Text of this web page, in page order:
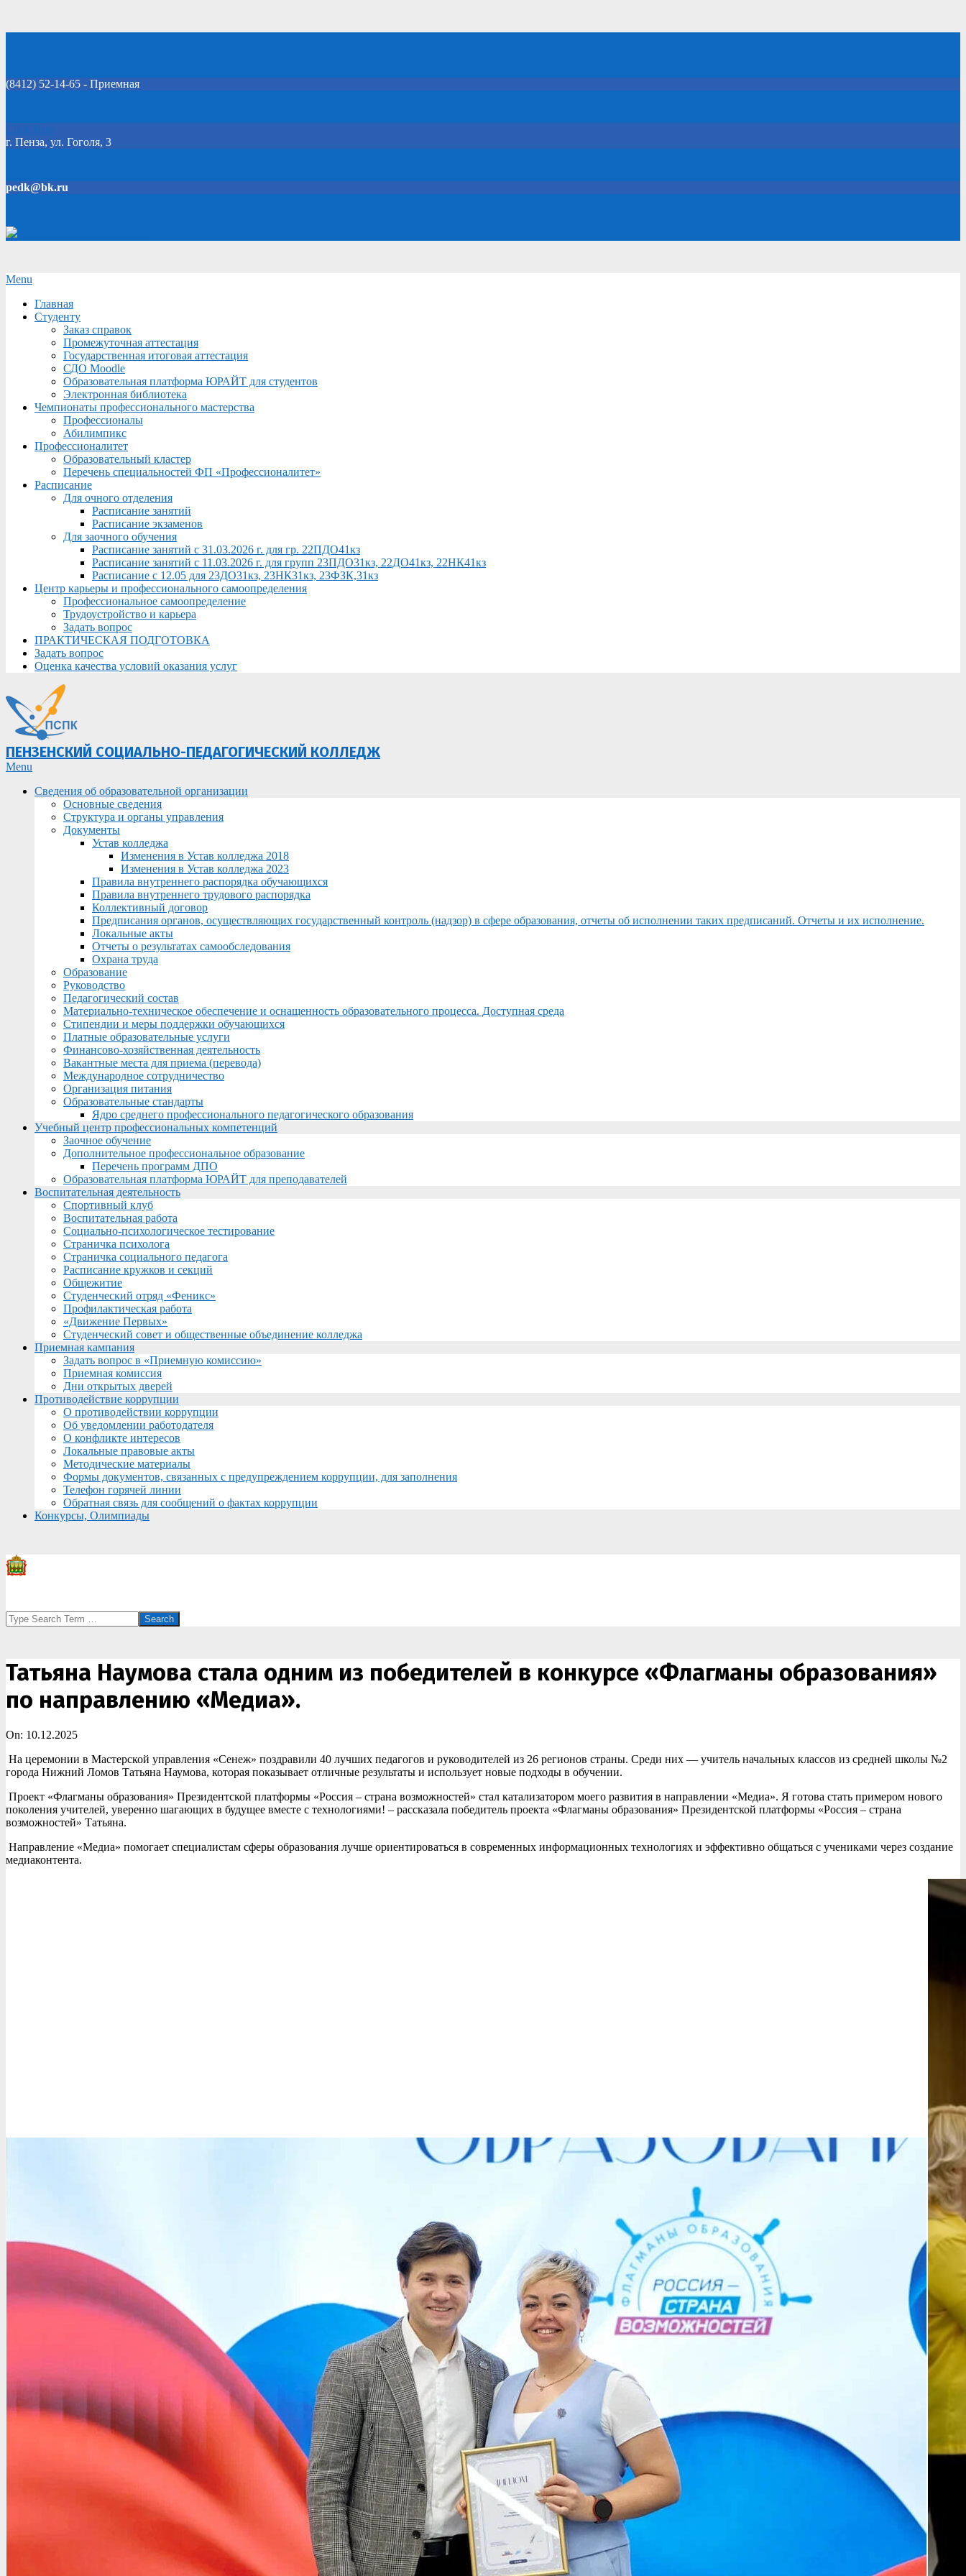
(8412) 52-14-65 - Приемная
Click Here
г. Пенза, ул. Гоголя, 3
pedk@bk.ru
Secondary
Menu
Menu
Главная
Студенту
Заказ справок
Промежуточная аттестация
Государственная итоговая аттестация
СДО Moodle
Образовательная платформа ЮРАЙТ для студентов
Электронная библиотека
Чемпионаты профессионального мастерства
Профессионалы
Абилимпикс
Профессионалитет
Образовательный кластер
Перечень специальностей ФП «Профессионалитет»
Расписание
Для очного отделения
Расписание занятий
Расписание экзаменов
Для заочного обучения
Расписание занятий с 31.03.2026 г. для гр. 22ПДО41кз
Расписание занятий с 11.03.2026 г. для групп 23ПДО31кз, 22ДО41кз, 22НК41кз
Расписание с 12.05 для 23ДО31кз, 23НК31кз, 23ФЗК,31кз
Центр карьеры и профессионального самоопределения
Профессиональное самоопределение
Трудоустройство и карьера
Задать вопрос
ПРАКТИЧЕСКАЯ ПОДГОТОВКА
Задать вопрос
Оценка качества условий оказания услуг
ПЕНЗЕНСКИЙ СОЦИАЛЬНО-ПЕДАГОГИЧЕСКИЙ КОЛЛЕДЖ
Primary
Menu
Menu
Сведения об образовательной организации
Основные сведения
Структура и органы управления
Документы
Устав колледжа
Изменения в Устав колледжа 2018
Изменения в Устав колледжа 2023
Правила внутреннего распорядка обучающихся
Правила внутреннего трудового распорядка
Коллективный договор
Предписания органов, осуществляющих государственный контроль (надзор) в сфере образования, отчеты об исполнении таких предписаний. Отчеты и их исполнение.
Локальные акты
Отчеты о результатах самообследования
Охрана труда
Образование
Руководство
Педагогический состав
Материально-техническое обеспечение и оснащенность образовательного процесса. Доступная среда
Стипендии и меры поддержки обучающихся
Платные образовательные услуги
Финансово-хозяйственная деятельность
Вакантные места для приема (перевода)
Международное сотрудничество
Организация питания
Образовательные стандарты
Ядро среднего профессионального педагогического образования
Учебный центр профессиональных компетенций
Заочное обучение
Дополнительное профессиональное образование
Перечень программ ДПО
Образовательная платформа ЮРАЙТ для преподавателей
Воспитательная деятельность
Спортивный клуб
Воспитательная работа
Социально-психологическое тестирование
Страничка психолога
Страничка социального педагога
Расписание кружков и секций
Общежитие
Студенческий отряд «Феникс»
Профилактическая работа
«Движение Первых»
Студенческий совет и общественные объединение колледжа
Приемная кампания
Задать вопрос в «Приемную комиссию»
Приемная комиссия
Дни открытых дверей
Противодействие коррупции
О противодействии коррупции
Об уведомлении работодателя
О конфликте интересов
Локальные правовые акты
Методические материалы
Формы документов, связанных с предупреждением коррупции, для заполнения
Телефон горячей линии
Обратная связь для сообщений о фактах коррупции
Конкурсы, Олимпиады
Search
Татьяна Наумова стала одним из победителей в конкурсе «Флагманы образования»
по направлению «Медиа».
On: 10.12.2025
На церемонии в Мастерской управления «Сенеж» поздравили 40 лучших педагогов и руководителей из 26 регионов страны. Среди них — учитель начальных классов из средней школы №2
города Нижний Ломов Татьяна Наумова, которая показывает отличные результаты и использует новые подходы в обучении.
Проект «Флагманы образования» Президентской платформы «Россия – страна возможностей» стал катализатором моего развития в направлении «Медиа». Я готова стать примером нового
поколения учителей, уверенно шагающих в будущее вместе с технологиями! – рассказала победитель проекта «Флагманы образования» Президентской платформы «Россия – страна
возможностей» Татьяна.
Направление «Медиа» помогает специалистам сферы образования лучше ориентироваться в современных информационных технологиях и эффективно общаться с учениками через создание
медиаконтента.